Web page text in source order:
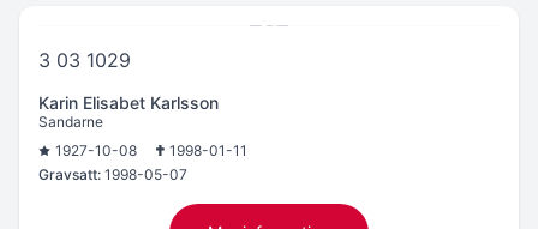
3 03 1029
Karin Elisabet Karlsson
Sandarne
1927-10-08
1998-01-11
Gravsatt: 1998-05-07